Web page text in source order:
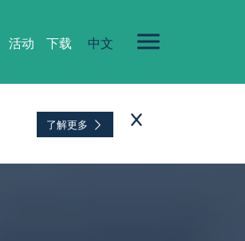
活动 下载 中文
了解更多